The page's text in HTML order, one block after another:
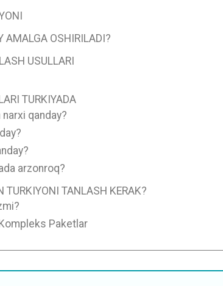
AMALGA OSHIRILADI?
USULLARI
TURKIYADA
qanday?
arzonroq?
TANLASH KERAK?
Paketlar